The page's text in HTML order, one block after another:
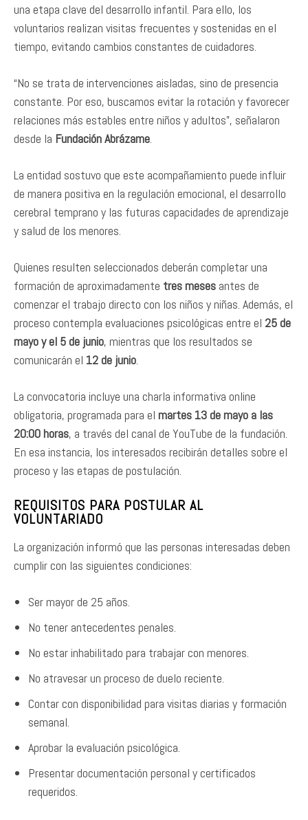
una etapa clave del desarrollo infantil. Para ello, los
voluntarios realizan visitas frecuentes y sostenidas en el
tiempo, evitando cambios constantes de cuidadores.
“No se trata de intervenciones aisladas, sino de presencia
constante. Por eso, buscamos evitar la rotación y favorecer
relaciones más estables entre niños y adultos”, señalaron
desde la Fundación Abrázame
La entidad sostuvo que este acompañamiento puede influir
de manera positiva en la regulación emocional, el desarrollo
cerebral temprano y las futuras capacidades de aprendizaje
y salud de los menores.
Quienes resulten seleccionados deberán completar una
formación de aproximadamente tres meses antes de
comenzar el trabajo directo con los niños y niñas. Además, el
proceso contempla evaluaciones psicológicas entre el 25 de
mayo y el 5 de junio, mientras que los resultados se
comunicarán el 12 de junio
La convocatoria incluye una charla informativa online
obligatoria, programada para el martes 13 de mayo a las
20:00 horas, a través del canal de YouTube de la fundación.
En esa instancia, los interesados recibirán detalles sobre el
proceso y las etapas de postulación.
REQUISITOS PARA POSTULAR AL
VOLUNTARIADO
La organización informó que las personas interesadas deben
cumplir con las siguientes condiciones:
Ser mayor de 25 años.
No tener antecedentes penales.
No estar inhabilitado para trabajar con menores.
No atravesar un proceso de duelo reciente.
Contar con disponibilidad para visitas diarias y formación
semanal.
Aprobar la evaluación psicológica.
Presentar documentación personal y certificados
requeridos.